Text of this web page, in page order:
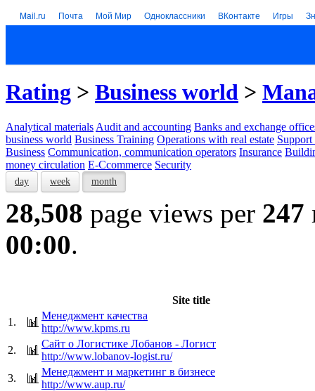
Mail.ru Почта Мой Мир Одноклассники ВКонтакте Игры
Rating > Business world >
Analytical materials Audit and accounting Banks and exchange
business world Business Training Operations with real estate Support
Business Communication, communication operators Insurance
money circulation E-Ccommerce Security
day week month
28,508 page views per 247
00:00.
Site title
1.
Менеджмент качества
http://www.kpms.ru
2.
Сайт о Логистике Лобанов - Логист
http://www.lobanov-logist.ru/
3.
Менеджмент и маркетинг в бизнесе
http://www.aup.ru/